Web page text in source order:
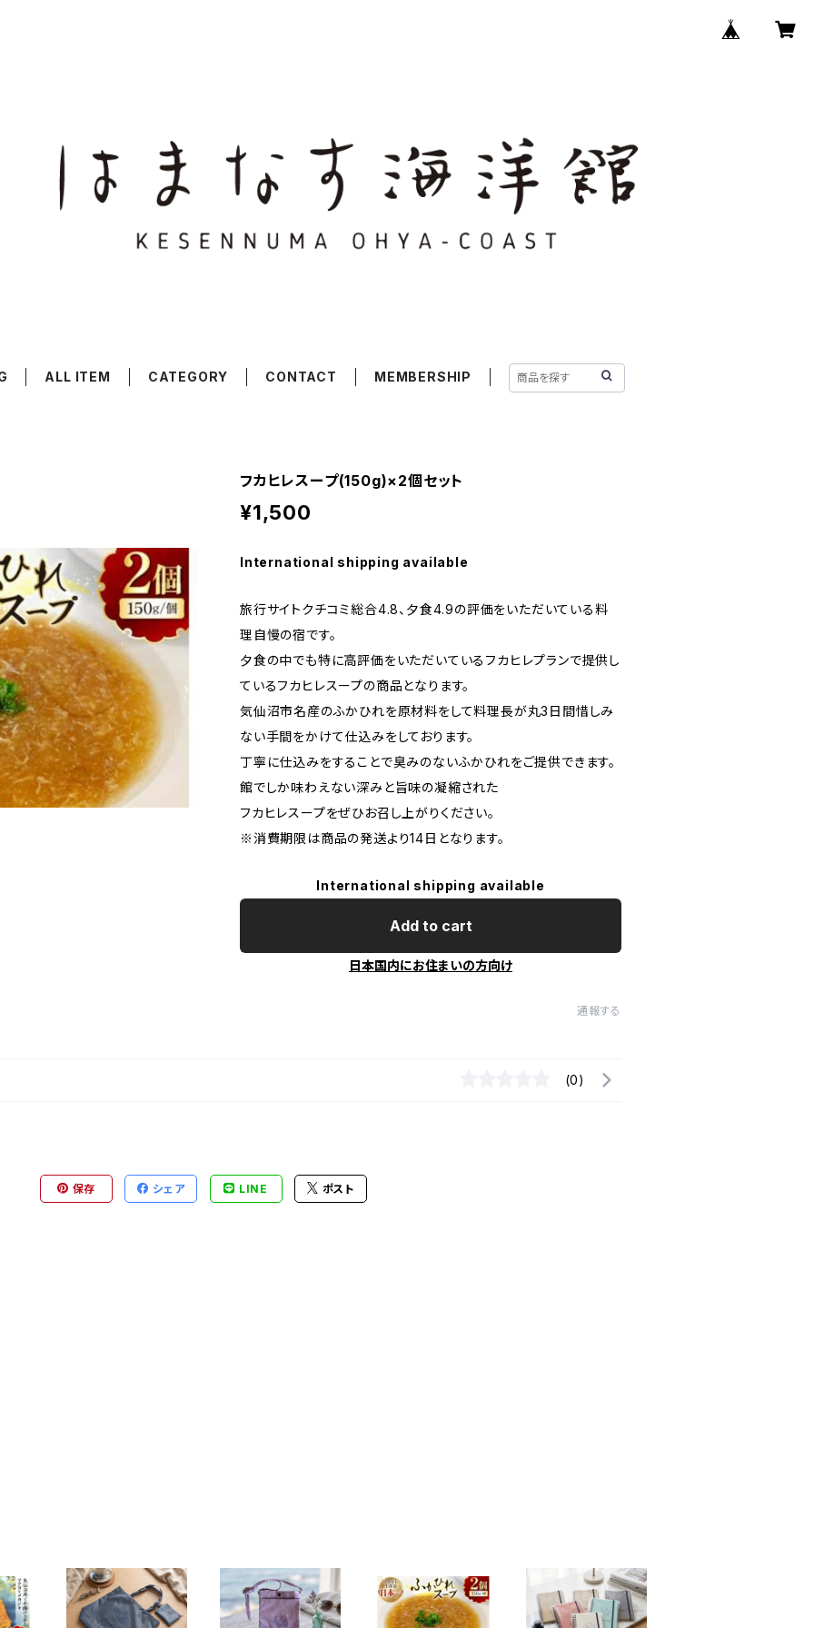
ALL ITEM CATEGORY CONTACT MEMBERSHIP
フカヒレスープ(150g)×2個セット
¥1,500
International shipping available
旅行サイトクチコミ総合4.8、夕食4.9の評価をいただいている料
理自慢の宿です。
夕食の中でも特に高評価をいただいているフカヒレプランで提供し
ているフカヒレスープの商品となります。
気仙沼市名産のふかひれを原材料をして料理長が丸3日間惜しみ
ない手間をかけて仕込みをしております。
丁寧に仕込みをすることで臭みのないふかひれをご提供できます。
館でしか味わえない深みと旨味の凝縮された
フカヒレスープをぜひお召し上がりください。
※消費期限は商品の発送より14日となります。
International shipping available
Add to cart
日本国内にお住まいの方向け
通報する
(0)
保存 シェア LINE ポスト